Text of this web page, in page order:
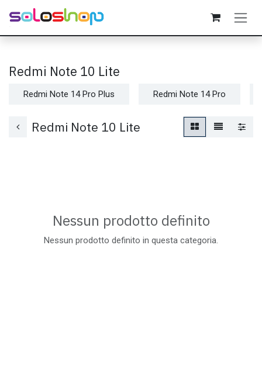
Passa al contenuto
Redmi Note 10 Lite
Redmi Note 14 Pro Plus Redmi Note 14 Pro
Redmi Note 10 Lite
Nessun prodotto definito
Nessun prodotto definito in questa categoria.